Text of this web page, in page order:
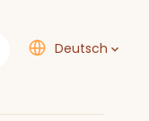
Deutsch